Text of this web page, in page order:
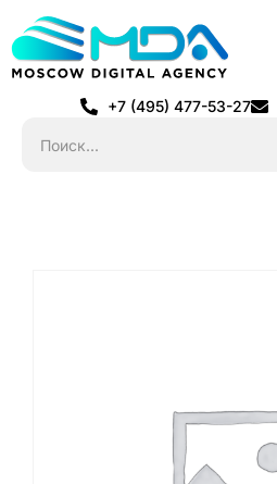
+7 (495) 477-53-27